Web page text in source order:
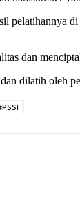
dan
dilatih